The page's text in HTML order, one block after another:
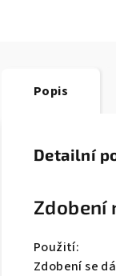
Popis
Detailní
Zdobení
Použití:
Zdobení se